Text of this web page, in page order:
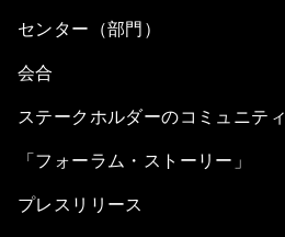
センター（部門）
会合
ステークホルダーのコミュニティ
「フォーラム・ストーリー」
プレスリリース